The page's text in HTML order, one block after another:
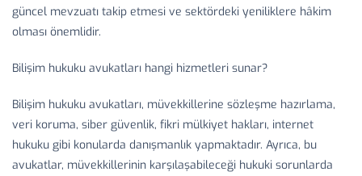
güncel mevzuatı takip etmesi ve sektördeki yeniliklere hâkim
olması önemlidir.
Bilişim hukuku avukatları hangi hizmetleri sunar?
Bilişim hukuku avukatları, müvekkillerine sözleşme hazırlama,
veri koruma, siber güvenlik, fikri mülkiyet hakları, internet
hukuku gibi konularda danışmanlık yapmaktadır. Ayrıca, bu
avukatlar, müvekkillerinin karşılaşabileceği hukuki sorunlarda